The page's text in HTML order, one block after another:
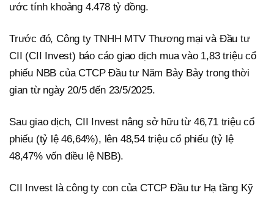
ước tính khoảng 4.478 tỷ đồng.
Trước đó, Công ty TNHH MTV Thương mại và Đầu tư
CII (CII Invest) báo cáo giao dịch mua vào 1,83 triệu cổ
phiếu NBB của CTCP Đầu tư Năm Bảy Bảy trong thời
gian từ ngày 20/5 đến 23/5/2025.
Sau giao dịch, CII Invest nâng sở hữu từ 46,71 triệu cổ
phiếu (tỷ lệ 46,64%), lên 48,54 triệu cổ phiếu (tỷ lệ
48,47% vốn điều lệ NBB).
CII Invest là công ty con của CTCP Đầu tư Hạ tầng Kỹ